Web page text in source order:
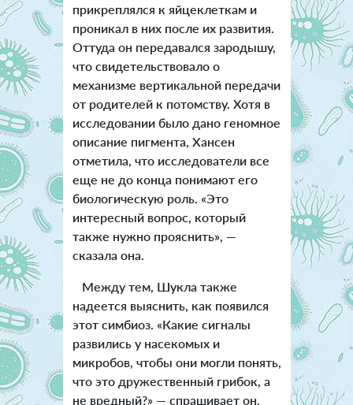
прикреплялся к яйцеклеткам и
проникал в них после их развития.
Оттуда он передавался зародышу,
что свидетельствовало о
механизме вертикальной передачи
от родителей к потомству. Хотя в
исследовании было дано геномное
описание пигмента, Хансен
отметила, что исследователи все
еще не до конца понимают его
биологическую роль. «Это
интересный вопрос, который
также нужно прояснить», —
сказала она.
Между тем, Шукла также
надеется выяснить, как появился
этот симбиоз. «Какие сигналы
развились у насекомых и
микробов, чтобы они могли понять,
что это дружественный грибок, а
не вредный?» — спрашивает он.